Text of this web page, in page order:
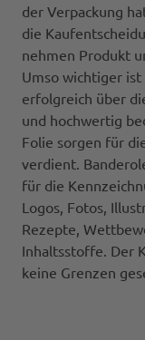
der Verpackung
die
nehmen Produkt
Umso wichtiger ist
erfolgreich über
und hochwertig
Folie sorgen für
verdient.
für die
Logos, Fotos,
Rezepte,
Inhaltsstoffe. Der
keine Grenzen